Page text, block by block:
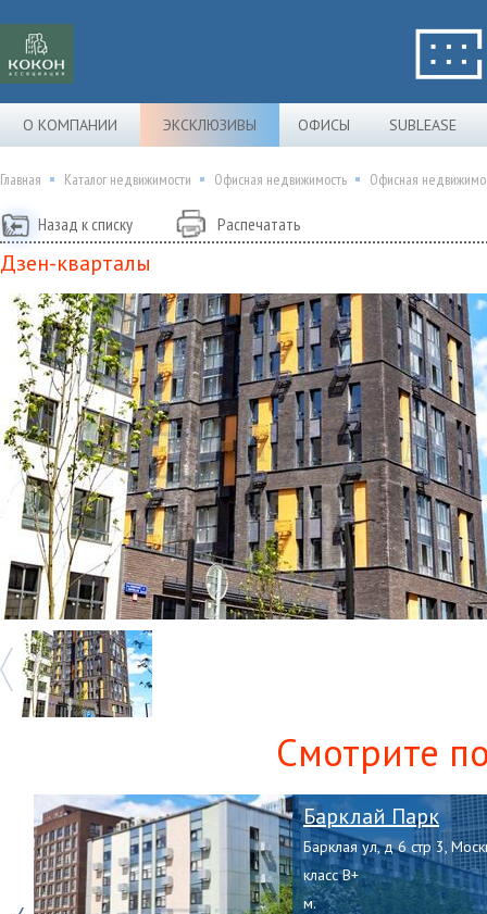
О КОМПАНИИ ЭКСКЛЮЗИВЫ ОФИСЫ SUBLEASE
Главная Каталог недвижимости Офисная недвижимость Офисная
Назад к списку Распечатать
Дзен-кварталы
Смотрите
Барклай Парк
Барклая ул, д 6 стр 3,
класс B+
м.